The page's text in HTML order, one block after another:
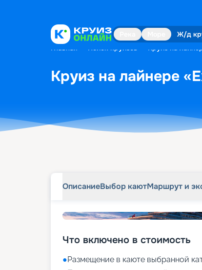
Ж/д
Главная Поиск круизов Круиз на
Круиз на лайнере
ОписаниеВыбор каютМаршрут и
Что включено в стоимость
●Размещение в каюте выбранной